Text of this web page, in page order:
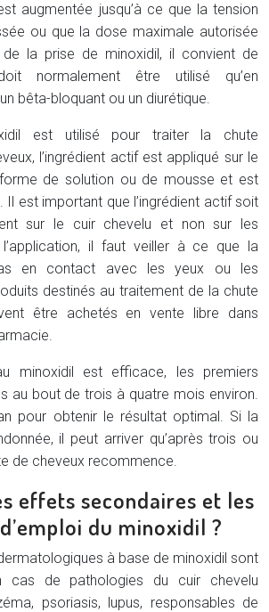
augmentée jusqu’à ce que la tension
ou que la dose maximale autorisée
la prise de minoxidil, il convient de
normalement être utilisé qu’en
bêta-bloquant ou un diurétique.
est utilisé pour traiter la chute
l’ingrédient actif est appliqué sur le
de solution ou de mousse et est
est important que l’ingrédient actif soit
sur le cuir chevelu et non sur les
il faut veiller à ce que la
en contact avec les yeux ou les
destinés au traitement de la chute
être achetés en vente libre dans
minoxidil est efficace, les premiers
au bout de trois à quatre mois environ.
pour obtenir le résultat optimal. Si la
il peut arriver qu’après trois ou
de cheveux recommence.
effets secondaires et les
du minoxidil ?
à base de minoxidil sont
cas de pathologies du cuir chevelu
psoriasis, lupus, responsables de